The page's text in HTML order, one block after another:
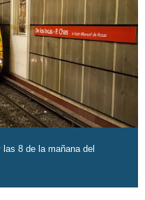
8 de la mañana del